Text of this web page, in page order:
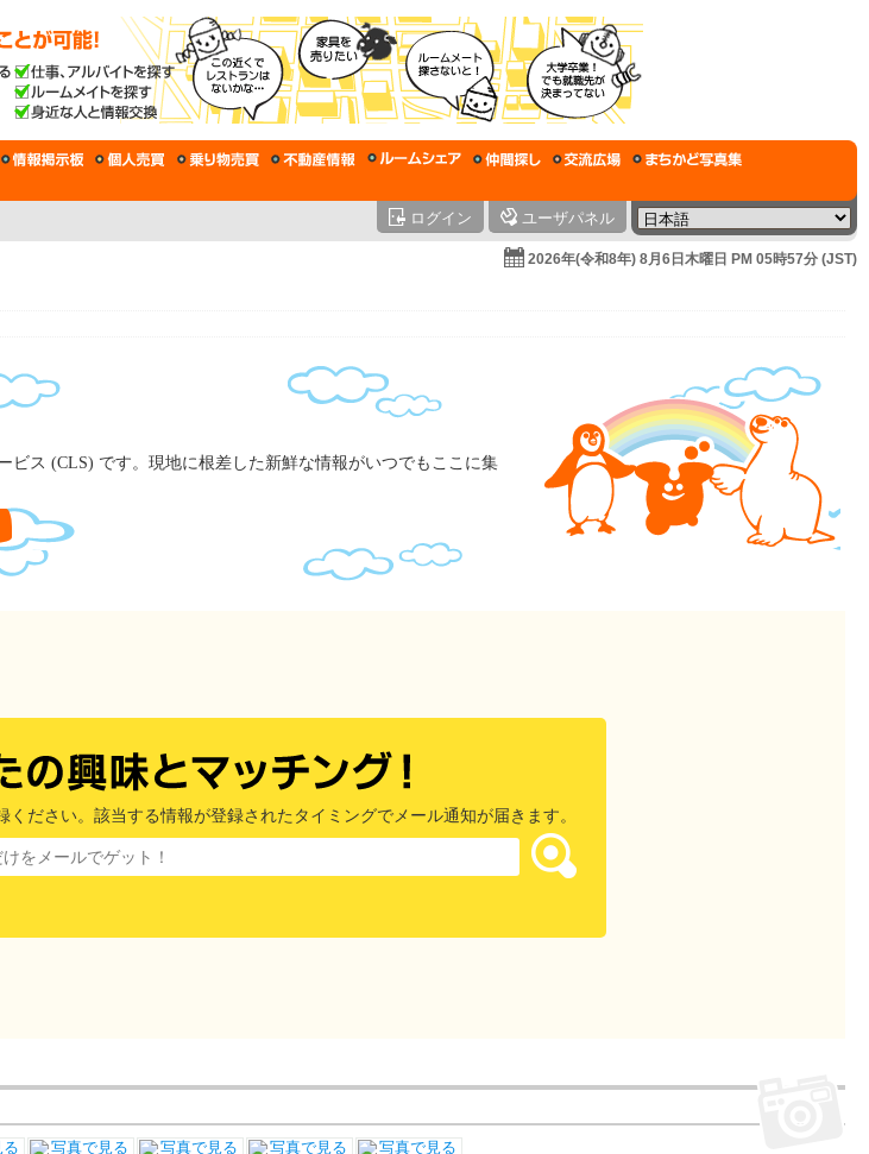
ログイン ユーザパネル
2026年(令和8年) 8月6日木曜日 PM 05時57分 (JST)
ビス (CLS) です。現地に根差した新鮮な情報がいつでもここに集
ください。該当する情報が登録されたタイミングでメール通知が届きます。